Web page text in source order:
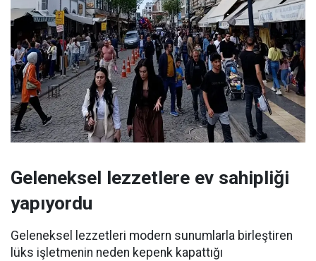
Geleneksel lezzetlere ev sahipliği
yapıyordu
Geleneksel lezzetleri modern sunumlarla birleştiren
lüks işletmenin neden kepenk kapattığı